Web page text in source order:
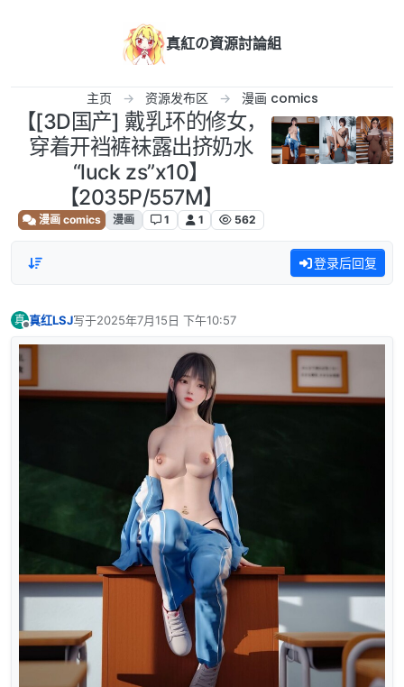
真紅の資源討論組
主页 资源发布区 漫画 comics
【[3D国产] 戴乳环的修女，
穿着开裆裤袜露出挤奶水
“luck zs”x10】
【2035P/557M】
漫画 comics 漫画 1 1 562
登录后回复
真 真红LSJ写于2025年7月15日 下午10:57
最后由 编辑